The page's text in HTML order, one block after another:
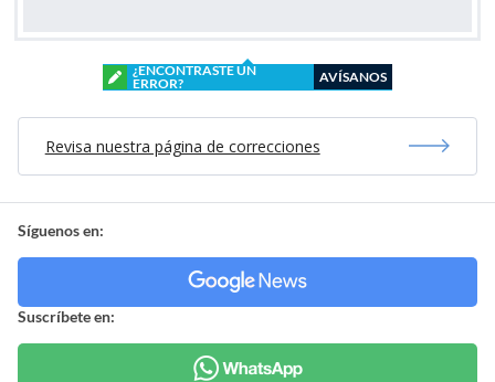
¿ENCONTRASTE UN
ERROR?
AVÍSANOS
Revisa nuestra página de correcciones
Síguenos en:
Suscríbete en: